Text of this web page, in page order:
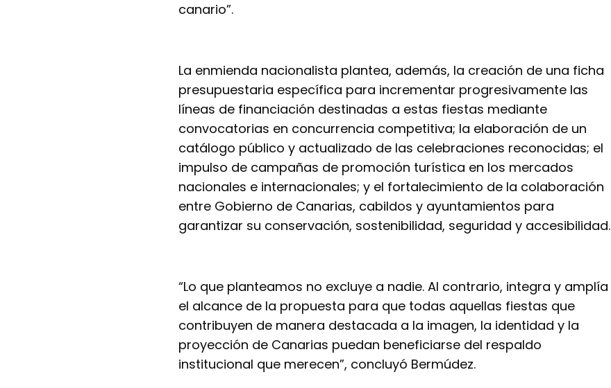
canario”.
La enmienda nacionalista plantea, además, la creación de una ficha
presupuestaria específica para incrementar progresivamente las
líneas de financiación destinadas a estas fiestas mediante
convocatorias en concurrencia competitiva; la elaboración de un
catálogo público y actualizado de las celebraciones reconocidas; el
impulso de campañas de promoción turística en los mercados
nacionales e internacionales; y el fortalecimiento de la colaboración
entre Gobierno de Canarias, cabildos y ayuntamientos para
garantizar su conservación, sostenibilidad, seguridad y accesibilidad.
“Lo que planteamos no excluye a nadie. Al contrario, integra y amplía
el alcance de la propuesta para que todas aquellas fiestas que
contribuyen de manera destacada a la imagen, la identidad y la
proyección de Canarias puedan beneficiarse del respaldo
institucional que merecen”, concluyó Bermúdez.